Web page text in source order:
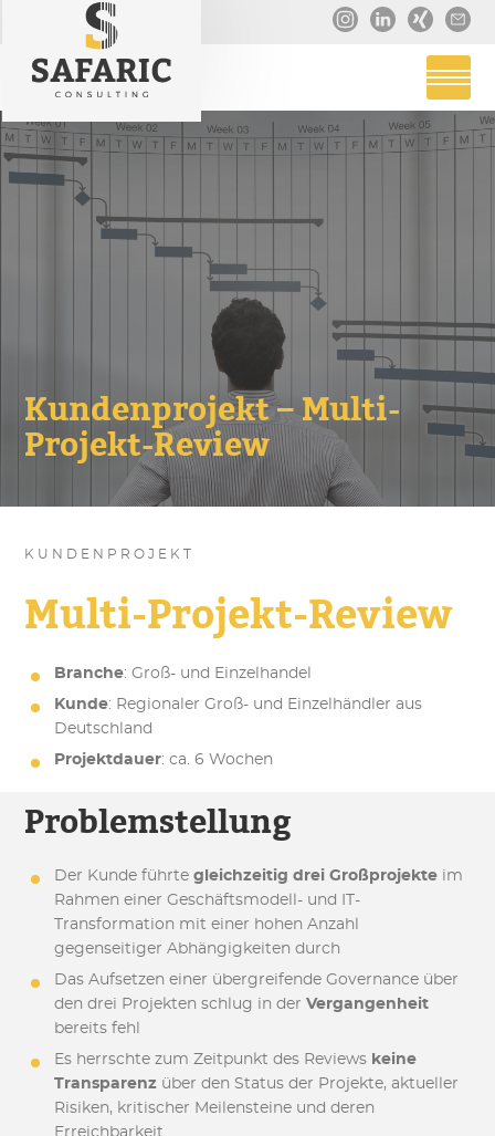
Kundenprojekt – Multi-
Projekt-Review
KUNDENPROJEKT
Multi-Projekt-Review
Branche: Groß- und Einzelhandel
Kunde: Regionaler Groß- und Einzelhändler aus
Deutschland
Projektdauer: ca. 6 Wochen
Problemstellung
Der Kunde führtegleichzeitig drei Großprojekte im
Rahmen einer Geschäftsmodell- und IT-
Transformation mit einer hohen Anzahl
gegenseitiger Abhängigkeiten durch
Das Aufsetzen einer übergreifende Governance über
den drei Projekten schlug in derVergangenheit
bereits fehl
Es herrschte zum Zeitpunkt des Reviews keine
Transparenz über den Status der Projekte, aktueller
Risiken, kritischer Meilensteine und deren
Erreichbarkeit